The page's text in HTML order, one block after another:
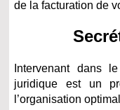
de la facturation de
Intervenant dans
juridique est un
l’organisation